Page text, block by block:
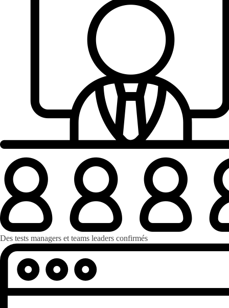
Des tests managers et teams leaders confirmés